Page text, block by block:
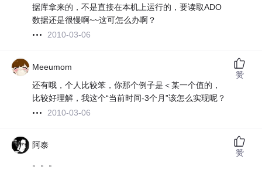
据库拿来的，不是直接在本机上运行的，要读取ADO
数据还是很慢啊~~这可怎么办啊？
2010-03-06
Meeumom
还有哦，个人比较笨，你那个例子是＜某一个值的，
比较好理解，我这个“当前时间-3个月”该怎么实现呢？
2010-03-06
赞
阿泰
。。。
赞